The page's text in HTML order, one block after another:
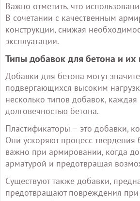
Важно отметить, что
В сочетании с качественным
конструкции, снижая
эксплуатации.
Типы добавок для бетона и их
Добавки для бетона могут
подвергающихся высоким
несколько типов добавок,
долговечностью бетона.
Пластификаторы – это добавки,
Они ускоряют процесс твердения
важно при армировании, когда
арматурой и предотвращая
Существуют также добавки,
предотвращают повреждения при